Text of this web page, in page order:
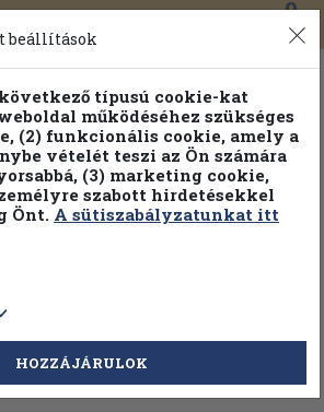
0
Válasszon példányt
beállítások
típusú cookie-kat
működéséhez szükséges
(2) funkcionális cookie, amely a
vételét teszi az Ön számára
(3) marketing cookie,
szabott hirdetésekkel
Önt. A sütiszabályzatunkat itt
HOZZÁJÁRULOK